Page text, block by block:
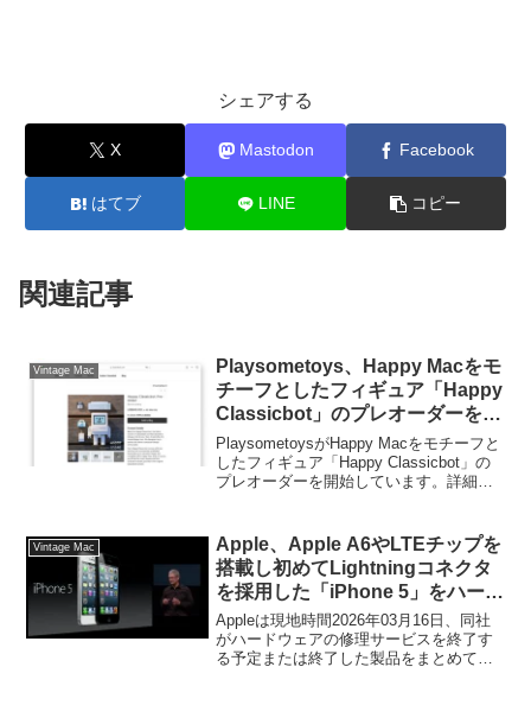
シェアする
X Mastodon Facebook
はてブ LINE コピー
関連記事
Vintage Mac
Playsometoys、Happy Macをモ
チーフとしたフィギュア「Happy
Classicbot」のプレオーダーを開
始。
PlaysometoysがHappy Macをモチーフと
したフィギュア「Happy Classicbot」の
プレオーダーを開始しています。詳細は
Vintage Mac
Apple、Apple A6やLTEチップを
搭載し初めてLightningコネクタ
を採用した「iPhone 5」をハード
ウェアサービスを終了したオブソ
リート製品に追加。
Appleは現地時間2026年03月16日、同社
がハードウェアの修理サービスを終了す
る予定または終了した製品をまとめてい